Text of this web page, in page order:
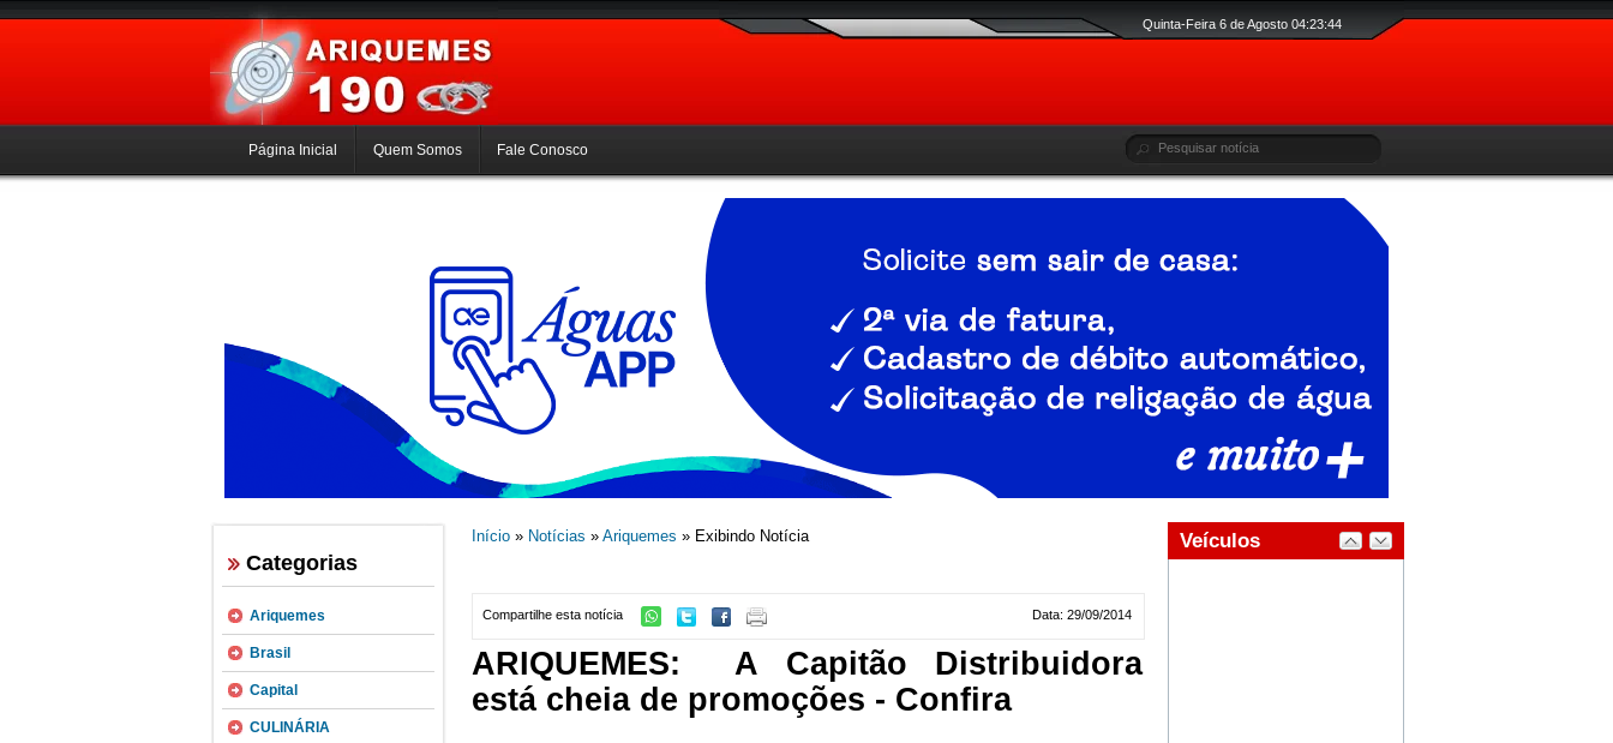
Quinta-Feira 6 de Agosto 04:23:44
Página Inicial Quem Somos Fale Conosco
Categorias
Ariquemes
Brasil
Capital
CULINÁRIA
Início» Notícias » Ariquemes » Exibindo Notícia
Data: 29/09/2014
Compartilhe esta notícia
ARIQUEMES: A Capitão Distribuidora
está cheia de promoções - Confira